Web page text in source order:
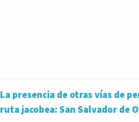
La presencia de otras vías de
ruta jacobea: San Salvador de